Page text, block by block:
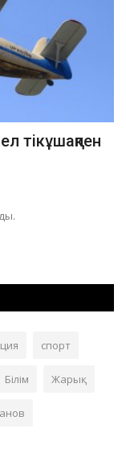
тікұшақпен
спорт
Білім Жарық